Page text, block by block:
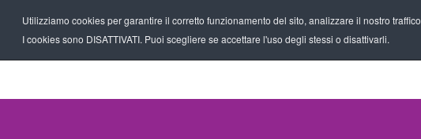
Utilizziamo cookies per garantire il corretto funzionamento del sito, analizzare il nostro
I cookies sono DISATTIVATI. Puoi scegliere se accettare l'uso degli stessi o disattivarli.